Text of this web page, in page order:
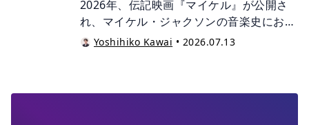
実績作りなのか。目的によって、取るべき
戦略やリリースの意味は大きく変わりま
す。今回は、これから楽曲をリリースする
2026年、伝記映画『マイケル』が公開さ
れ、マイケル・ジャクソンの音楽史におけ
る偉大なサウンド・デザインが改めて注目
Yoshihiko Kawai • 2026.07.13